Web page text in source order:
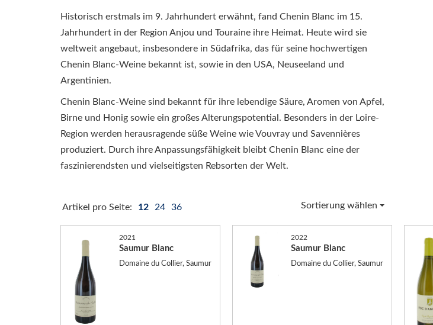
Historisch erstmals im 9. Jahrhundert erwähnt, fand Chenin Blanc im 15.
Jahrhundert in der Region Anjou und Touraine ihre Heimat. Heute wird sie
weltweit angebaut, insbesondere in Südafrika, das für seine hochwertigen
Chenin Blanc-Weine bekannt ist, sowie in den USA, Neuseeland und
Argentinien.
Chenin Blanc-Weine sind bekannt für ihre lebendige Säure, Aromen von Apfel,
Birne und Honig sowie ein großes Alterungspotential. Besonders in der Loire-
Region werden herausragende süße Weine wie Vouvray und Savennières
produziert. Durch ihre Anpassungsfähigkeit bleibt Chenin Blanc eine der
faszinierendsten und vielseitigsten Rebsorten der Welt.
Artikel pro Seite: 12 24 36 Sortierung wählen
2021
Saumur Blanc
Domaine du Collier, Saumur
2022
Saumur Blanc
Domaine du Collier, Saumur